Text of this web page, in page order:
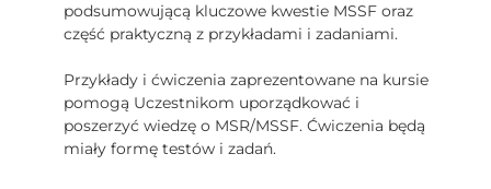
podsumowującą kluczowe kwestie MSSF oraz
część praktyczną z przykładami i zadaniami.
Przykłady i ćwiczenia zaprezentowane na kursie
pomogą Uczestnikom uporządkować i
poszerzyć wiedzę o MSR/MSSF. Ćwiczenia będą
miały formę testów i zadań.